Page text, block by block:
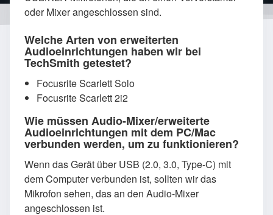
oder Mixer angeschlossen sind.
Welche Arten von erweiterten
Audioeinrichtungen haben wir bei
TechSmith getestet?
Focusrite Scarlett Solo
Focusrite Scarlett 2i2
Wie müssen Audio-Mixer/erweiterte
Audioeinrichtungen mit dem PC/Mac
verbunden werden, um zu funktionieren?
Wenn das Gerät über USB (2.0, 3.0, Type-C) mit
dem Computer verbunden ist, sollten wir das
Mikrofon sehen, das an den Audio-Mixer
angeschlossen ist.